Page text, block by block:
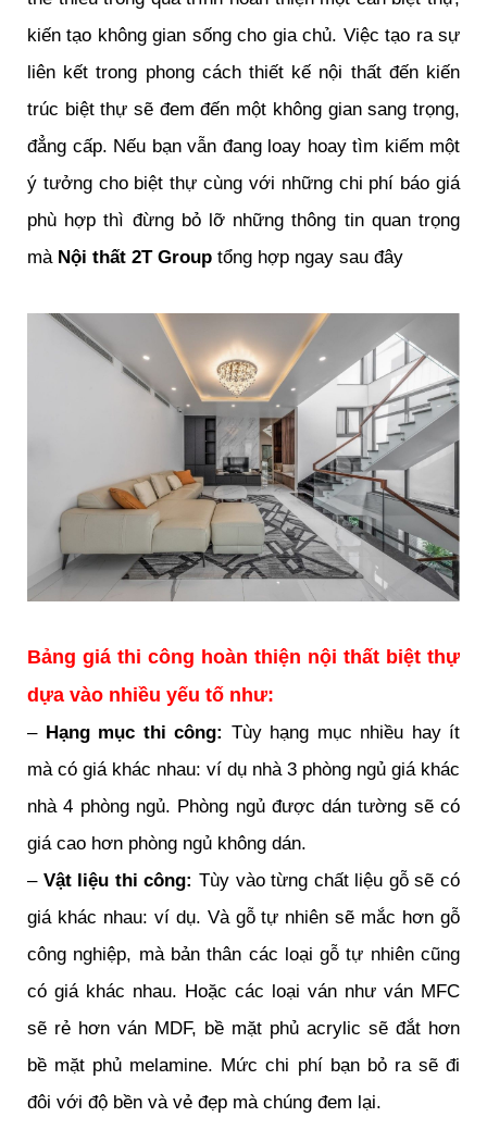
kiến tạo không gian sống cho gia chủ. Việc tạo ra sự
liên kết trong phong cách thiết kế nội thất đến kiến
trúc biệt thự sẽ đem đến một không gian sang trọng,
đẳng cấp. Nếu bạn vẫn đang loay hoay tìm kiếm một
ý tưởng cho biệt thự cùng với những chi phí báo giá
phù hợp thì đừng bỏ lỡ những thông tin quan trọng
mà Nội thất 2T Group tổng hợp ngay sau đây
Bảng giá thi công hoàn thiện nội thất biệt thự
dựa vào nhiều yếu tố như:
– Hạng mục thi công: Tùy hạng mục nhiều hay ít
mà có giá khác nhau: ví dụ nhà 3 phòng ngủ giá khác
nhà 4 phòng ngủ. Phòng ngủ được dán tường sẽ có
giá cao hơn phòng ngủ không dán.
– Vật liệu thi công: Tùy vào từng chất liệu gỗ sẽ có
giá khác nhau: ví dụ. Và gỗ tự nhiên sẽ mắc hơn gỗ
công nghiệp, mà bản thân các loại gỗ tự nhiên cũng
có giá khác nhau. Hoặc các loại ván như ván MFC
sẽ rẻ hơn ván MDF, bề mặt phủ acrylic sẽ đắt hơn
bề mặt phủ melamine. Mức chi phí bạn bỏ ra sẽ đi
đôi với độ bền và vẻ đẹp mà chúng đem lại.